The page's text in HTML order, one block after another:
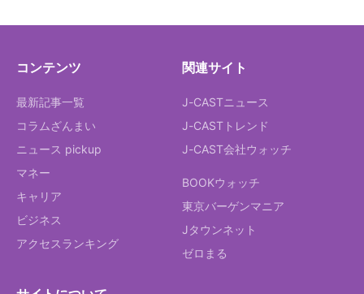
コンテンツ
最新記事一覧
コラムざんまい
ニュース pickup
マネー
キャリア
ビジネス
アクセスランキング
関連サイト
J-CASTニュース
J-CASTトレンド
J-CAST会社ウォッチ
BOOKウォッチ
東京バーゲンマニア
Jタウンネット
ゼロまる